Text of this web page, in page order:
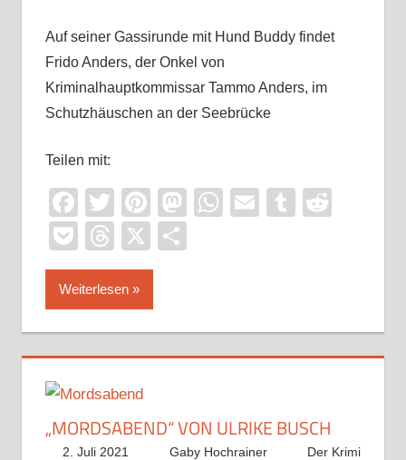
Auf seiner Gassirunde mit Hund Buddy findet
Frido Anders, der Onkel von
Kriminalhauptkommissar Tammo Anders, im
Schutzhäuschen an der Seebrücke
Teilen mit:
Facebook
TwitterPinterest
Mastodon
WhatsApp
EmailTumblr
PocketThreads
X
Weiterlesen
„MORDSABEND“ VON ULRIKE BUSCH
2. Juli 2021 Gaby Hochrainer
Der Krimi